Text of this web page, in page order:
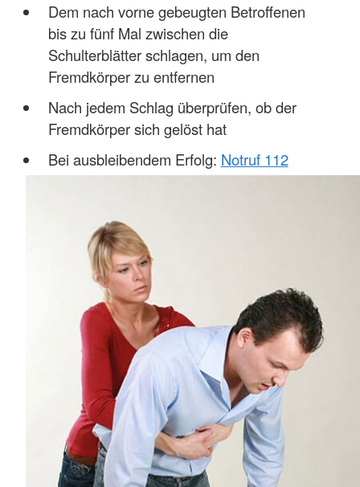
Dem nach vorne gebeugten Betroffenen
bis zu fünf Mal zwischen die
Schulterblätter schlagen, um den
Fremdkörper zu entfernen
Nach jedem Schlag überprüfen, ob der
Fremdkörper sich gelöst hat
Bei ausbleibendem Erfolg: Notruf 112